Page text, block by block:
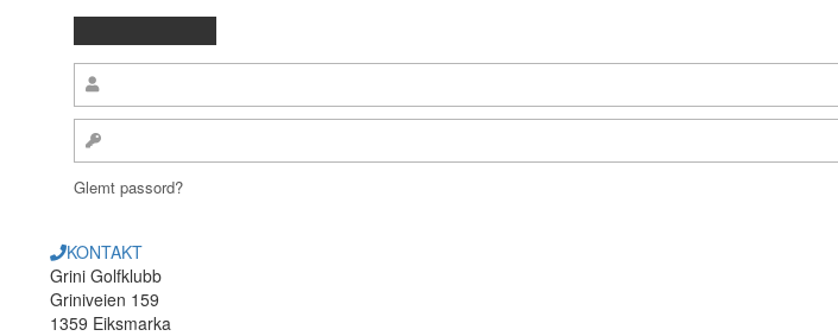
Glemt passord?
KONTAKT
Grini Golfklubb
Griniveien 159
1359 Eiksmarka